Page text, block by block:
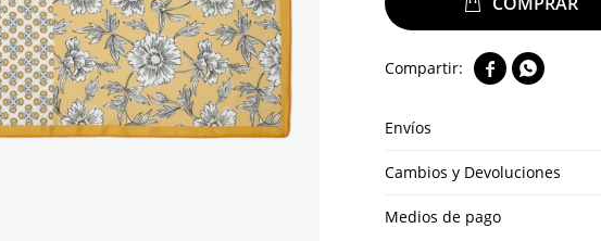
 
Envíos
Cambios y Devoluciones
Medios de pago